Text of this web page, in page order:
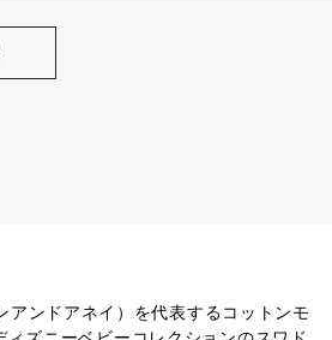
ンドアネイ）を代表するコットンモ